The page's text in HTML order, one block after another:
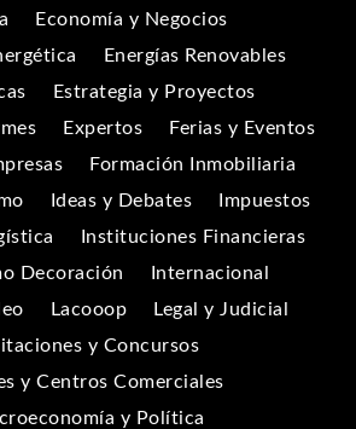
Economía y Negocios
Energías Renovables
Estrategia y Proyectos
Expertos
Ferias y Eventos
Formación Inmobiliaria
Ideas y Debates
Impuestos
Instituciones Financieras
Decoración
Internacional
Lacooop
Legal y Judicial
y Concursos
y Centros Comerciales
y Política